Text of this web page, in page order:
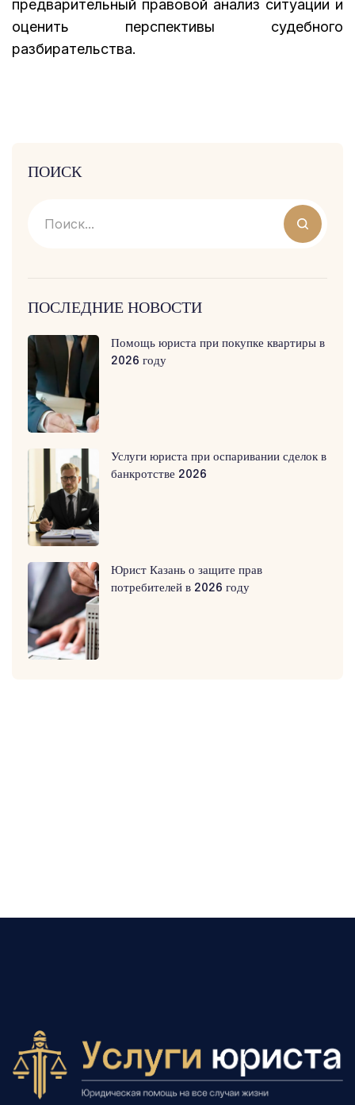
предварительный правовой анализ ситуации и
оценить перспективы судебного
разбирательства.
ПОИСК
ПОСЛЕДНИЕ НОВОСТИ
Помощь юриста при покупке квартиры в
2026 году
Услуги юриста при оспаривании сделок в
банкротстве 2026
Юрист Казань о защите прав
потребителей в 2026 году